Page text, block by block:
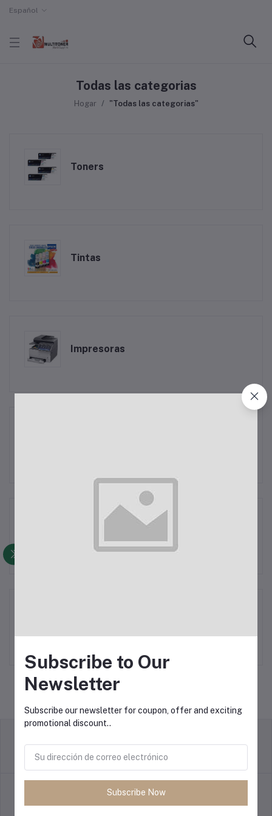
Español
Todas las categorias
Hogar "Todas las categorias"
Toners
Tintas
Impresoras
Términos y condiciones
Política de devoluciones
Subscribe to Our
Newsletter
Subscribe our newsletter for coupon, offer and exciting
promotional discount..
Subscribe Now